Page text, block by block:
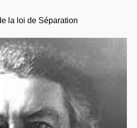
la loi de Séparation